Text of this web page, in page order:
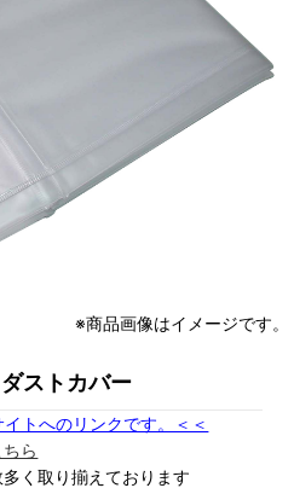
※商品画像はイメージです。
ストカバー
トへのリンクです。＜＜
ら
く取り揃えております